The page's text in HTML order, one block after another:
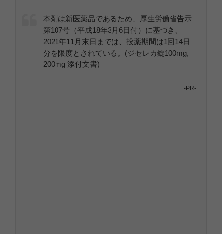
本剤は新医薬品であるため、厚生労働省告示
第107号（平成18年3月6日付）に基づき、
2021年11月末日までは、投薬期間は1回14日
分を限度とされている。(ジセレカ錠100mg,
200mg 添付文書)
-PR-